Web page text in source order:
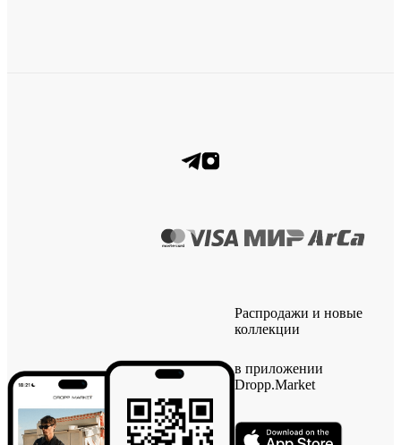
Распродажи и новые
коллекции
в приложении
Dropp.Market